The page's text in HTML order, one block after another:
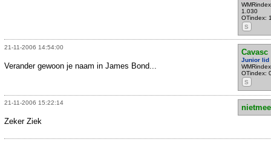
1.030
OTindex:
S
21-11-2006 14:54:00
Cavasc
Junior lid
OTindex:
S
Verander gewoon je naam in James Bond...
21-11-2006 15:22:14
Zeker Ziek